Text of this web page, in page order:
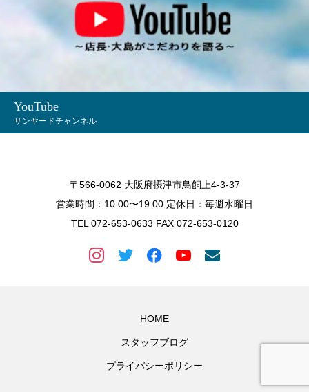
YouTube
サンヤードチャンネル
〒566-0062 大阪府摂津市鳥飼上4-3-37
営業時間：10:00〜19:00 定休日：毎週水曜日
TEL 072-653-0633 FAX 072-653-0120
HOME
スタッフブログ
プライバシーポリシー